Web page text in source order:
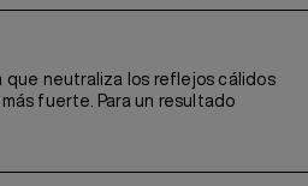
que neutraliza los reflejos cálidos
fuerte. Para un resultado